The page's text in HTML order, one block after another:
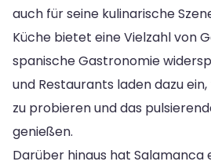
auch für seine kulinarische
Küche bietet eine Vielzahl von
spanische Gastronomie
und Restaurants laden dazu
zu probieren und das
genießen.
Darüber hinaus hat Salamanca